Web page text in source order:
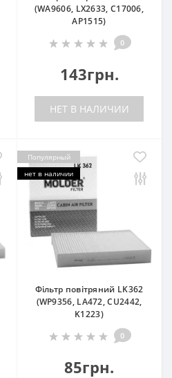
(WA9606, LX2633, C17006,
AP1515)
0
143грн.
НЕТ В НАЛИЧИИ
Популярный
нет в наличии
Фільтр повітряний LK362
(WP9356, LA472, CU2442,
K1223)
0
85грн.